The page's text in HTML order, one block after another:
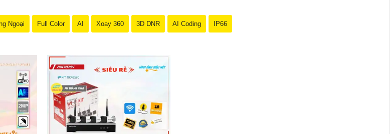
ngay cửa hàng chuyên cung cấp sản phẩm an ninh uy tín. Với đội ngũ nhân viên chuyên nghiệp, bạn
hoặc doanh nghiệp của bạn, mà còn là lựa chọn thông minh với giá cả phải chăng và hình ảnh chất
quan tâm đến sản phẩm Camera Hikvision giá rẻ và chất lượng.
Ngoại Full Color AI Xoay 360 3D DNR AI Coding IP66